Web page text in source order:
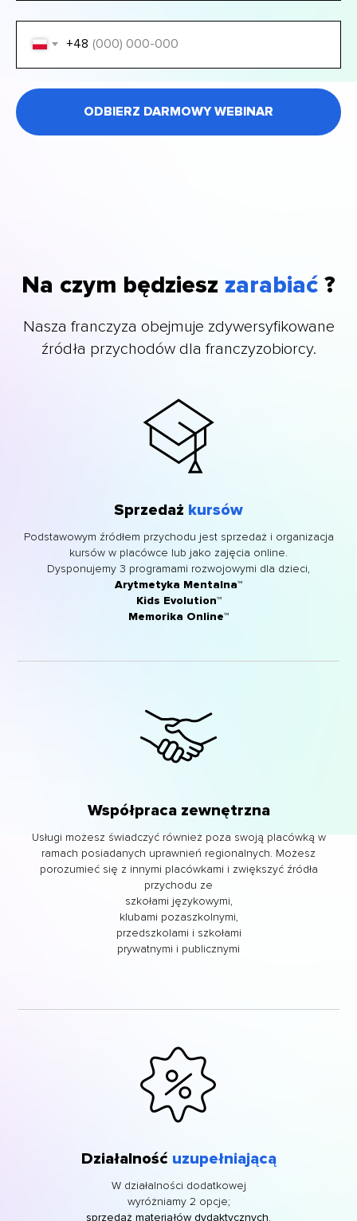
+48
ODBIERZ DARMOWY WEBINAR
Na czym będziesz zarabiać ?
Nasza franczyza obejmuje zdywersyfikowane
źródła przychodów dla franczyzobiorcy.
Sprzedaż kursów
Podstawowym źródłem przychodu jest sprzedaż i organizacja
kursów w placówce lub jako zajęcia online.
Dysponujemy 3 programami rozwojowymi dla dzieci,
Arytmetyka Mentalna™
Kids Evolution™
Memorika Online™
Współpraca zewnętrzna
Usługi możesz świadczyć również poza swoją placówką w
ramach posiadanych uprawnień regionalnych. Możesz
porozumieć się z innymi placówkami i zwiększyć źródła
przychodu ze
szkołami językowymi,
klubami pozaszkolnymi,
przedszkolami i szkołami
prywatnymi i publicznymi
Działalność uzupełniającą
W działalności dodatkowej
wyróżniamy 2 opcje;
sprzedaż materiałów dydaktycznych,